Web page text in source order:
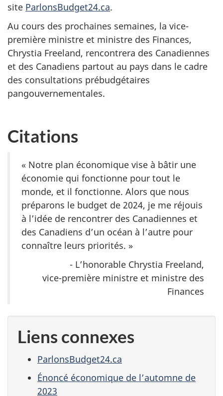
site ParlonsBudget24.ca.
Au cours des prochaines semaines, la vice-
première ministre et ministre des Finances,
Chrystia Freeland, rencontrera des Canadiennes
et des Canadiens partout au pays dans le cadre
des consultations prébudgétaires
pangouvernementales.
Citations
« Notre plan économique vise à bâtir une
économie qui fonctionne pour tout le
monde, et il fonctionne. Alors que nous
préparons le budget de 2024, je me réjouis
à l’idée de rencontrer des Canadiennes et
des Canadiens d’un océan à l’autre pour
connaître leurs priorités. »
- L’honorable Chrystia Freeland,
vice-première ministre et ministre des
Finances
Liens connexes
ParlonsBudget24.ca
Énoncé économique de l’automne de
2023